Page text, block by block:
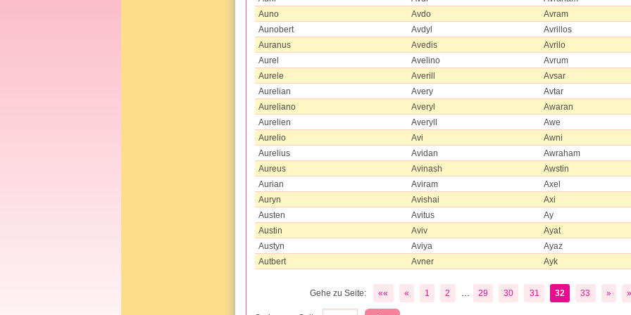
Auno
Avdo
Avram
Aunobert
Avdyl
Avrillos
Auranus
Avedis
Avrilo
Aurel
Avelino
Avrum
Aurele
Averill
Avsar
Aurelian
Avery
Avtar
Aureliano
Averyl
Awaran
Aurelien
Averyll
Awe
Aurelio
Avi
Awni
Aurelius
Avidan
Awraham
Aureus
Avinash
Awstin
Aurian
Aviram
Axel
Auryn
Avishai
Axi
Austen
Avitus
Ay
Austin
Aviv
Ayat
Austyn
Aviya
Ayaz
Autbert
Avner Ayk
Gehe zu Seite: «« « 1 2 29 30 31 32 33 »